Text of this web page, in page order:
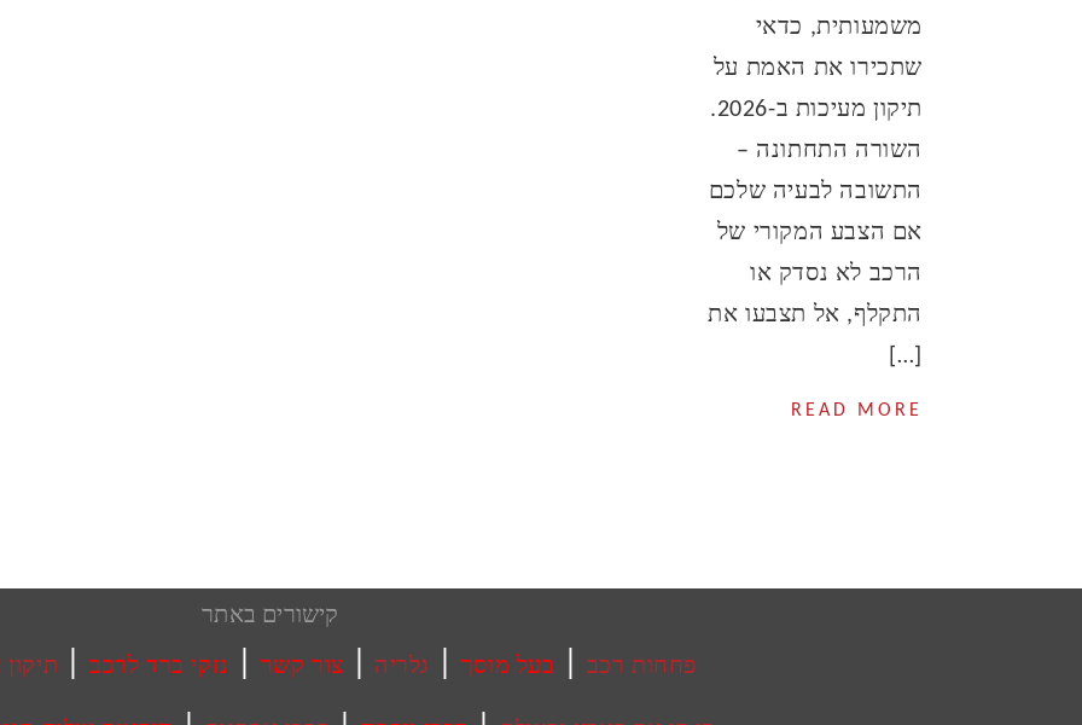
משמעותית, כדאי
שתכירו את האמת על
תיקון מעיכות ב-2026.
השורה התחתונה –
התשובה לבעיה שלכם
אם הצבע המקורי של
הרכב לא נסדק או
התקלף, אל תצבעו את
[…]
READ MORE
קישורים באתר
פחחות רכב בעל מוסך גלריה צור קשר נזקי ברד לרכב תיקון PDR